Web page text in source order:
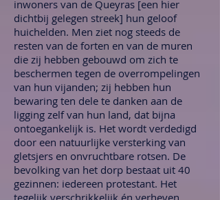
inwoners van de Queyras [een hier
dichtbij gelegen streek] hun geloof
huichelden. Men ziet nog steeds de
resten van de forten en van de muren
die zij hebben gebouwd om zich te
beschermen tegen de overrompelingen
van hun vijanden; zij hebben hun
bewaring ten dele te danken aan de
ligging zelf van hun land, dat bijna
ontoegankelijk is. Het wordt verdedigd
door een natuurlijke versterking van
gletsjers en onvruchtbare rotsen. De
bevolking van het dorp bestaat uit 40
gezinnen: iedereen protestant. Het
tegelijk verschrikkelijk én verheven